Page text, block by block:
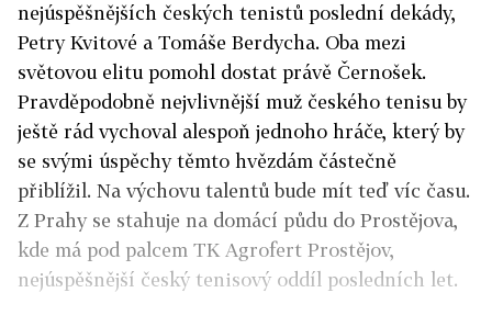
nejúspěšnějších českých tenistů poslední dekády,
Petry Kvitové a Tomáše Berdycha. Oba mezi
světovou elitu pomohl dostat právě Černošek.
Pravděpodobně nejvlivnější muž českého tenisu by
ještě rád vychoval alespoň jednoho hráče, který by
se svými úspěchy těmto hvězdám částečně
přiblížil. Na výchovu talentů bude mít teď víc času.
Z Prahy se stahuje na domácí půdu do Prostějova,
kde má pod palcem TK Agrofert Prostějov,
nejúspěšnější český tenisový oddíl posledních let.